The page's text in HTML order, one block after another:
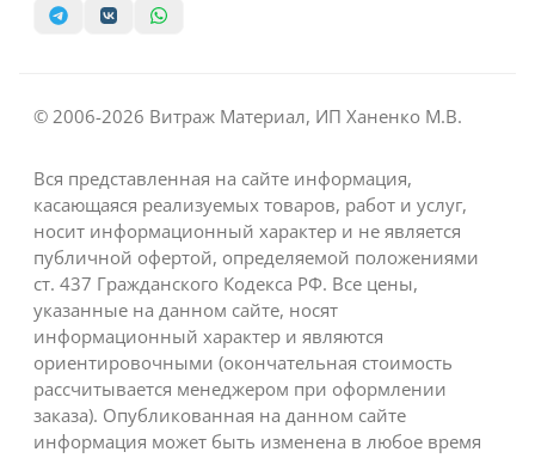
© 2006-2026 Витраж Материал, ИП Ханенко М.В.
Вся представленная на сайте информация,
касающаяся реализуемых товаров, работ и услуг,
носит информационный характер и не является
публичной офертой, определяемой положениями
ст. 437 Гражданского Кодекса РФ. Все цены,
указанные на данном сайте, носят
информационный характер и являются
ориентировочными (окончательная стоимость
рассчитывается менеджером при оформлении
заказа). Опубликованная на данном сайте
информация может быть изменена в любое время